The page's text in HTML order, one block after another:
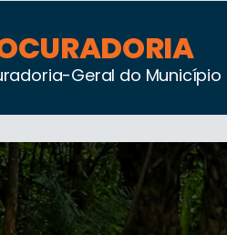
Geral do Município